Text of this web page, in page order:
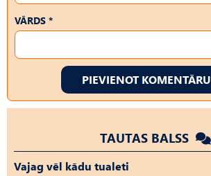
VĀRDS *
PIEVIENOT KOMENTĀRU
TAUTAS BALSS
Vajag vēl kādu tualeti